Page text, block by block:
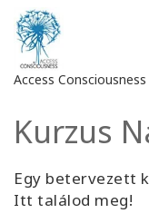
Access Consciousness
Bejelentkezés
fiókba
Kurzus
Egy betervezett
Itt találod meg!